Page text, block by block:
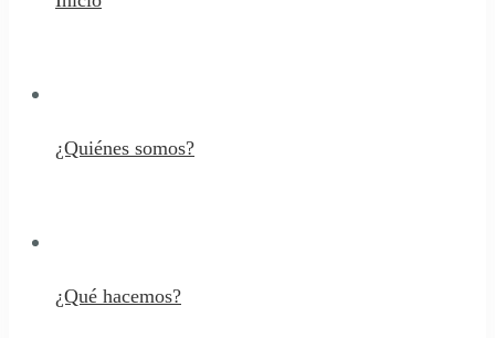
¿Quiénes somos?
¿Qué hacemos?